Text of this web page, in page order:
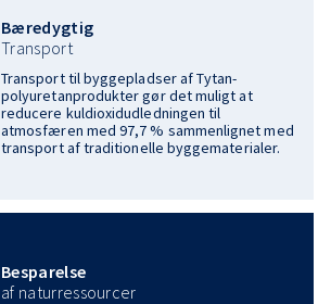
Bæredygtig
Transport
Transport til byggepladser af Tytan-
polyuretanprodukter gør det muligt at
reducere kuldioxidudledningen til
atmosfæren med 97,7 % sammenlignet med
transport af traditionelle byggematerialer.
Besparelse
af naturressourcer